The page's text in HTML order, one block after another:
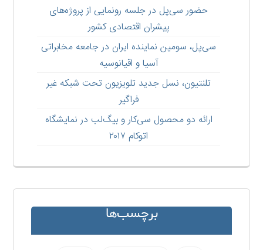
حضور سی‌پل در جلسه رونمایی از پروژه‌های
پیشران اقتصادی کشور
سی‌پل، سومین نماینده ایران در جامعه مخابراتی
آسیا و اقیانوسیه
تلنتیون، نسل جدید تلویزیون تحت شبکه غیر
فراگیر
ارائه دو محصول سی‌کار و بیگ‌لب در نمایشگاه
اتوکام ۲۰۱۷
برچسب‌ها